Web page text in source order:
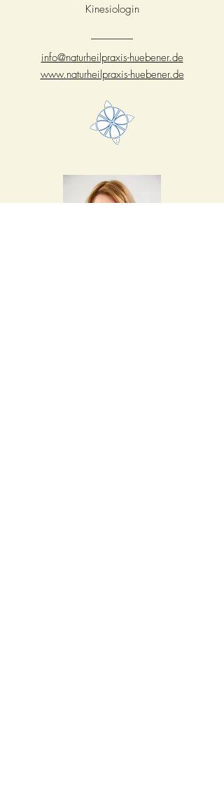
Kinesiologin
info@naturheilpraxis-huebener.de
www.naturheilpraxis-huebener.de